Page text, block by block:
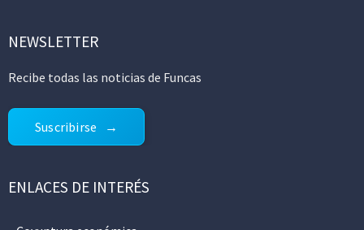
NEWSLETTER
Recibe todas las noticias de Funcas
Suscribirse
ENLACES DE INTERÉS